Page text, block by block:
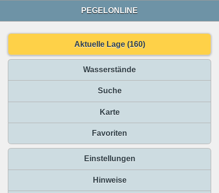
PEGELONLINE
Aktuelle Lage (160)
Wasserstände
Suche
Karte
Favoriten
Einstellungen
Hinweise